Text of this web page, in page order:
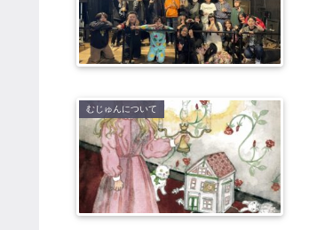
むじゅんについて